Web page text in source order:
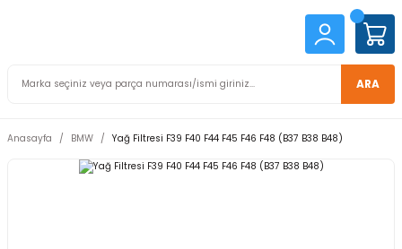
ARA
Anasayfa BMW Yağ Filtresi F39 F40 F44 F45 F46 F48 (B37 B38 B48)